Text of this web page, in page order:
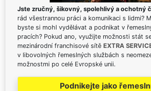
Jste zručný, šikovný, spolehlivý a ochotný
rád všestrannou práci a komunikaci s lidmi?
byste si mohl vydělávat a podnikat v
pracích? Pokud ano, využijte možnosti stát
mezinárodní franchisové sítě EXTRA
v libovolných řemeslných službách s
možnostmi po celé Evropské unii.
Podnikejte jako